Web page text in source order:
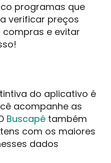
programas que
verificar preços
e evitar
do aplicativo é
acompanhe as
Buscapé também
com os maiores
dados